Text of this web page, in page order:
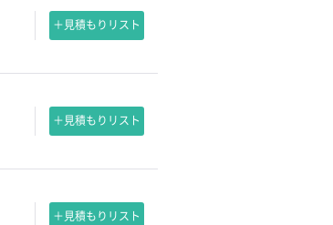
＋見積もりリスト
＋見積もりリスト
＋見積もりリスト